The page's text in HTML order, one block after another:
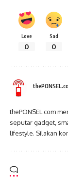
Love
0
Sad
0
thePONSEL.com
seputar gadget,
lifestyle. Silakan